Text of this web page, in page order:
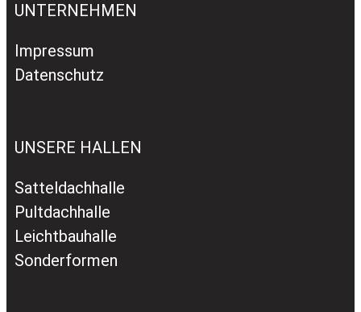
UNTERNEHMEN
Impressum
Datenschutz
UNSERE HALLEN
Satteldachhalle
Pultdachhalle
Leichtbauhalle
Sonderformen